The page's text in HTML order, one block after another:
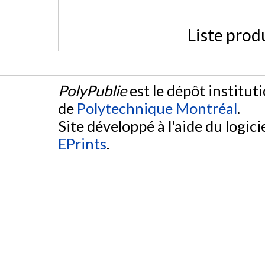
Liste
PolyPublieest le dépôt
de Polytechnique Montréal.
Site développé à l'aide du
EPrints.